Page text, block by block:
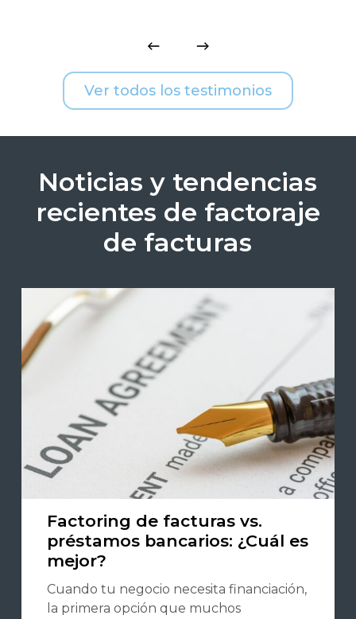
Ver todos los testimonios
Noticias y tendencias
recientes de factoraje
de facturas
Factoring de facturas vs.
préstamos bancarios: ¿Cuál es
mejor?
Cuando tu negocio necesita financiación,
la primera opción que muchos